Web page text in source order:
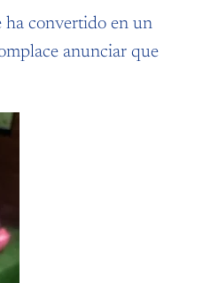
ha convertido en un
anunciar que